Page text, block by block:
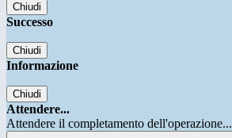
Chiudi
Successo
Chiudi
Informazione
Chiudi
Attendere...
Attendere il completamento dell'operazione...